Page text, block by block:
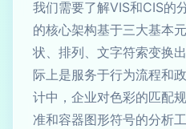
我们需要了解VIS和CIS的
的核心架构基于三大基本
状、排列、文字符索变换
际上是服务于行为流程和
计中，企业对色彩的匹配
准和容器图形符号的分析